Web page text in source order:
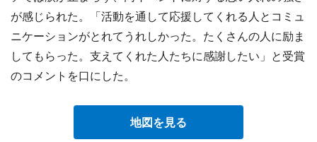
が感じられた。「活動を通して応援してくれる人とコミュ
ニケーションがとれてうれしかった。たくさんの人に励ま
してもらった。支えてくれた人たちに感謝したい」と受賞
のコメントを口にした。
地図を見る